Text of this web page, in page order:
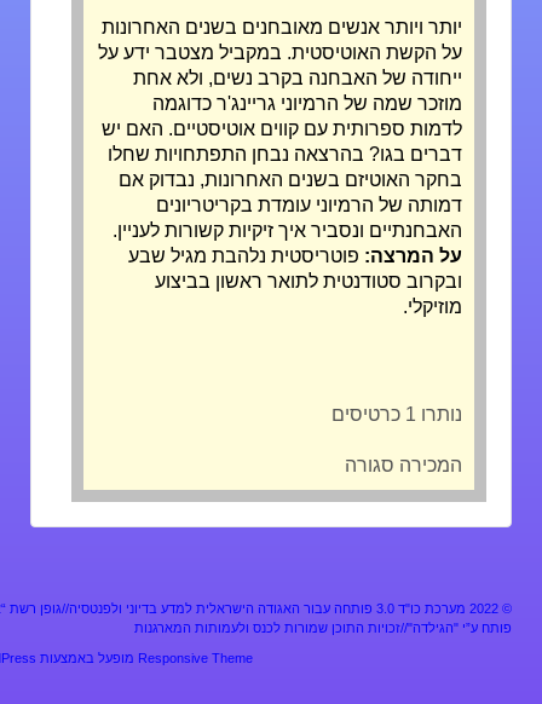
יותר ויותר אנשים מאובחנים בשנים האחרונות
על הקשת האוטיסטית. במקביל מצטבר ידע על
ייחודה של האבחנה בקרב נשים, ולא אחת
מוזכר שמה של הרמיוני גריינג'ר כדוגמה
לדמות ספרותית עם קווים אוטיסטיים. האם יש
דברים בגו? בהרצאה נבחן התפתחויות שחלו
בחקר האוטיזם בשנים האחרונות, נבדוק אם
דמותה של הרמיוני עומדת בקריטריונים
האבחנתיים ונסביר איך זיקיות קשורות לעניין.
על המרצה:פוטריסטית נלהבת מגיל שבע
ובקרוב סטודנטית לתואר ראשון בביצוע
המכירה סגורה
מערכת כו"ד 3.0 פותחה עבור האגודה הישראלית למדע בדיוני ולפנטסיה//גופן רשת “אלף”
"הגילדה"//זכויות התוכן שמורות לכנס ולעמותות המארגנות
Responsive Themeמופעל באמצעות WordPress